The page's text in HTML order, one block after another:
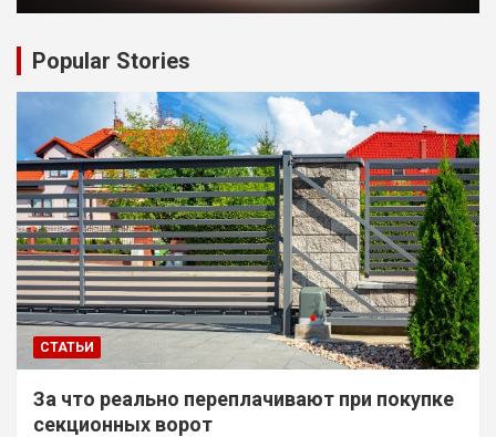
Popular Stories
СТАТЬИ
За что реально переплачивают при покупке
секционных ворот